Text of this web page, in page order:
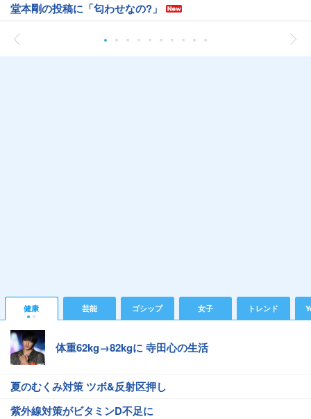
堂本剛の投稿に「匂わせなの?」
健康 芸能 ゴシップ 女子 トレンド
体重62kg→82kgに 寺田心の生活
夏のむくみ対策 ツボ&反射区押し
紫外線対策がビタミンD不足に